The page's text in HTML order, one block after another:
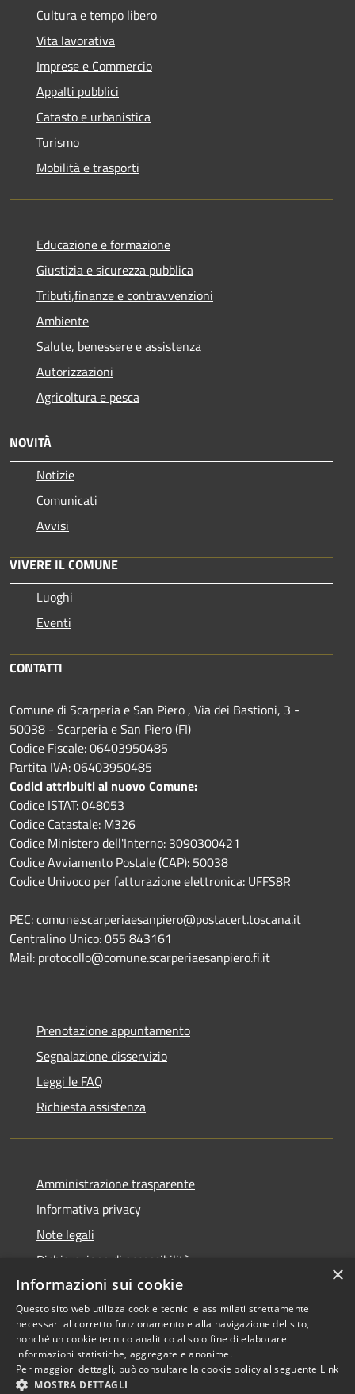
Cultura e tempo libero
Vita lavorativa
Imprese e Commercio
Appalti pubblici
Catasto e urbanistica
Turismo
Mobilità e trasporti
Educazione e formazione
Giustizia e sicurezza pubblica
Tributi,finanze e contravvenzioni
Ambiente
Salute, benessere e assistenza
Autorizzazioni
Agricoltura e pesca
NOVITÀ
Notizie
Comunicati
Avvisi
VIVERE IL COMUNE
Luoghi
Eventi
CONTATTI
Comune di Scarperia e San Piero , Via dei Bastioni, 3 -
50038 - Scarperia e San Piero (FI)
Codice Fiscale: 06403950485
Partita IVA: 06403950485
Codici attribuiti al nuovo Comune:
Codice ISTAT: 048053
Codice Catastale: M326
Codice Ministero dell'Interno: 3090300421
Codice Avviamento Postale (CAP): 50038
Codice Univoco per fatturazione elettronica: UFFS8R
PEC: comune.scarperiaesanpiero@postacert.toscana.it
Centralino Unico: 055 843161
Mail: protocollo@comune.scarperiaesanpiero.fi.it
Prenotazione appuntamento
Segnalazione disservizio
Leggi le FAQ
Richiesta assistenza
Amministrazione trasparente
Informativa privacy
Note legali
Dichiarazione di accessibilità
RSS
Accessibilità
Privacy
Copyright © 2026 • Comune di
Scarperia e San Piero •
Powered byMunicipium
×
Informazioni sui cookie
Questo sito web utilizza cookie tecnici e assimilati strettamente
necessari al corretto funzionamento e alla navigazione del sito,
nonché un cookie tecnico analitico al solo fine di elaborare
informazioni statistiche, aggregate e anonime.
Per maggiori dettagli, può consultare la cookie policy al seguente Link
MOSTRA DETTAGLI